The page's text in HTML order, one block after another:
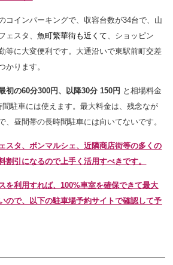
コインパーキングで、収容台数が34台で、山
ェスタ、魚町繁華街も近くて、ショッピン
等に大変便利です。大通沿いで東駅前町交差
かります。
初の60分300円、以降30分 150円 と相場料金
駐車には使えます。最大料金は、残念なが
、昼間帯の長時間駐車には向いてないです。
スタ、ボンマルシェ、近隣商店街等の多くの
割引になるので上手く活用すべきです。
を利用すれば、100%車室を確保できて最大
ので、以下の駐車場予約サイトで確認して予